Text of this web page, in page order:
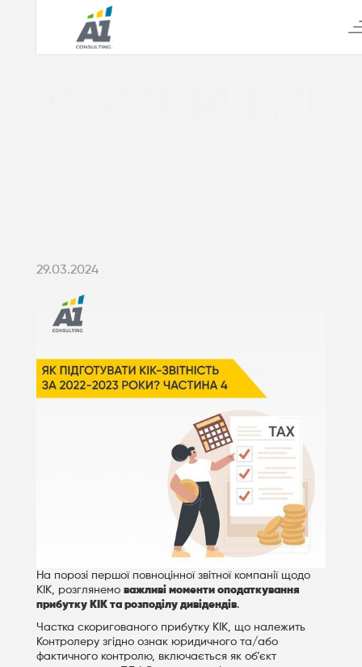
29.03.2024
На порозі першої повноцінної звітної компанії щодо
КІК, розглянемо важливі моменти оподаткування
прибутку КІК та розподілу дивідендів.
Частка скоригованого прибутку КІК, що належить
Контролеру згідно ознак юридичного та/або
фактичного контролю, включається як об’єкт